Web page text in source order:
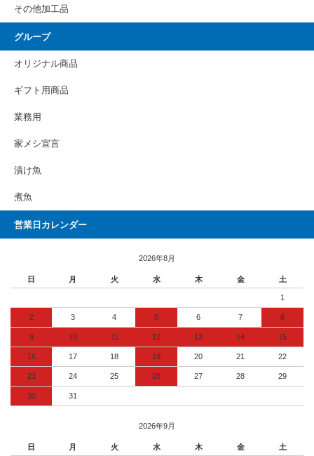
その他加工品
グループ
オリジナル商品
ギフト用商品
業務用
家メシ宣言
漬け魚
煮魚
営業日カレンダー
2026年8月
日 月 火 水 木 金 土
1
2 3 4 5 6 7 8
9 10 11 12 13 14 15
16 17 18 19 20 21 22
23 24 25 26 27 28 29
30 31
2026年9月
日 月 火 水 木 金 土